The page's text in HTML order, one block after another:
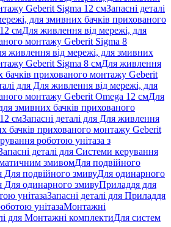
Geberit Sigma 12 смЗапасні деталі
для змивних бачків прихованого
смДля живлення від мережі, для
монтажу Geberit Sigma 8
живлення від мережі, для змивних
Geberit Sigma 8 смДля живлення
бачків прихованого монтажу Geberit
для Для живлення від мережі, для
монтажу Geberit Omega 12 смДля
змивних бачків прихованого
смЗапасні деталі для Для живлення
бачків прихованого монтажу Geberit
роботою унітаза з
деталі для Системи керування
змивомДля подвійного
Для подвійного змивуДля одинарного
Для одинарного змивуПриладдя для
унітазаЗапасні деталі для Приладдя
унітазаМонтажні
для Монтажні комплектиДля систем